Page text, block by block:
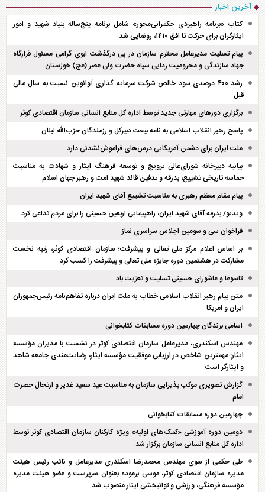
آخرین اخبار
کتاب «برنامه راهبردی حکمرانی‌محور» شامل برنامه پنج‌ساله بنیاد شهید و امور
ایثارگران برای حرکت تا افق ۱۴۱۰، رونمایی شد.
پیام تسلیت مدیرعامل محترم سازمان در پی درگذشت ابوی گرامی مسئول قرارگاه
جهاد سازندگی و محرومیت زدایی سپاه حضرت ولی عصر (عج) خوزستان
رشد ۴۰۰ درصدی سود خالص شرکت سرمایه گذاری آوانوین نسبت به سال مالی
قبل
برگزاری دور‌های مهارتی جدید توسط اداره کل منابع انسانی سازمان اقتصادی کوثر
پاسخ رهبر انقلاب اسلامی به نامه بیعت دبیرکل و رزمندگان حزب‌الله لبنان
ملت ایران برای دشمن آمریکایی درس‌های فراموش‌نشدنی دارد
بیانیه دبیرخانه شورای‌عالی ترویج و توسعه فرهنگ ایثار و شهادت به مناسبت
حماسه تاریخی تشییع، بدرقه و تدفین قائد شهید امت و رهبر جهان اسلام
پیام مقام معظم رهبری به مناسبت تشییع آقای شهید ایران
ویدیو/ بدرقه آقای شهید ایران، راهپیمایی اربعین حسینی را برای مردم تداعی کرد
فراخوان سی و سومین اجلاس سراسری نماز
بر اساس اعلام مرکز ملی تعالی و پیشرفت؛ سازمان اقتصادی کوثر، رتبه نخست
مشارکت در هشتمین دوره جایزه ملی تعالی و پیشرفت را کسب کرد
تاسوعا و عاشورای حسینی تسلیت و تعزیت باد
متن پیام رهبر انقلاب اسلامی خطاب به ملت ایران درباره تفاهم‌نامه رئیس‌جمهوران
ایران و امریکا
اسامی برندگان چهارمین دوره مسابقات کتابخوانی
مهندس اسکندری، مدیرعامل سازمان اقتصادی کوثر در نشست با مدیران مؤسسه
ایثار: مهمترین شاخص در ارزیابی موفقیت مؤسسه ایثار، رضایت‌مندی جامعه شاهد
و ایثارگر است
گزارش تصویری موکب پذیرایی سازمان به مناسبت عید سعید غدیر و ارتحال حضرت
امام
چهارمین دوره مسابقات کتابخوانی
دومین دوره آموزشی «کمک‌های اولیه» ویژه کارکنان سازمان اقتصادی کوثر توسط
اداره کل منابع انسانی سازمان برگزار شد
طی حکمی از سوی مهندس محمدرضا اسکندری مدیرعامل و نائب رئیس هیئت
مدیره سازمان اقتصادی کوثر، موسی برموده بعنوان سرپرست و عضو هیئت مدیره
مؤسسه فرهنگی، ورزشی و توانبخشی ایثار منصوب شد